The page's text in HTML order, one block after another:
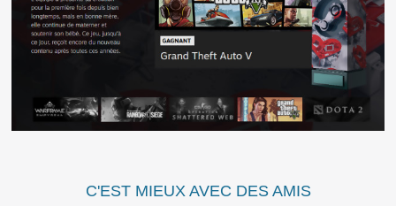
C'EST MIEUX AVEC DES AMIS